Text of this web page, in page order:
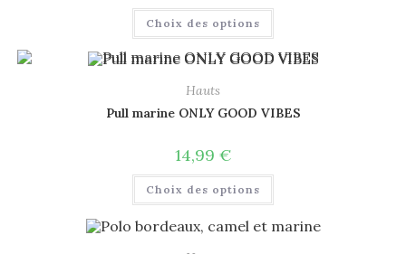
Choix des options
Hauts
Pull marine ONLY GOOD VIBES
14,99 €
Choix des options